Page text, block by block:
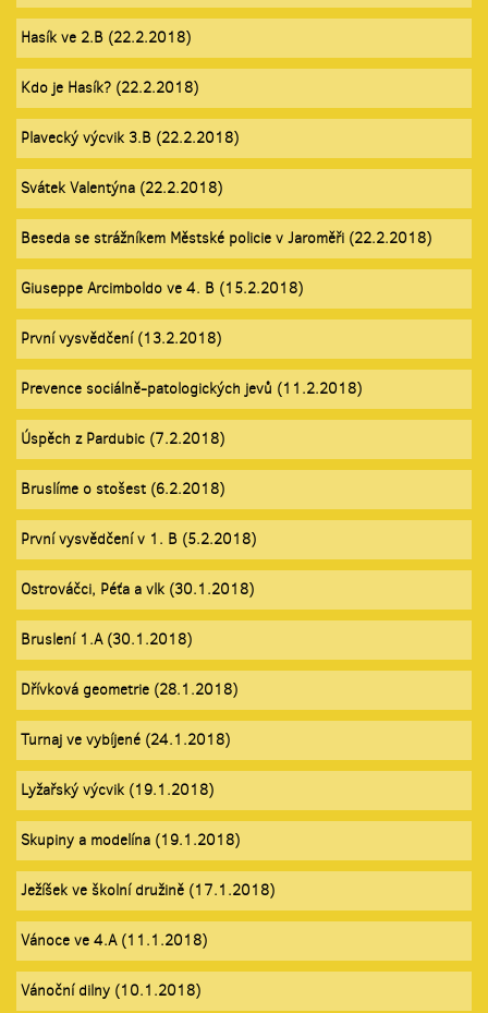
Hasík ve 2.B (22.2.2018)
Kdo je Hasík? (22.2.2018)
Plavecký výcvik 3.B (22.2.2018)
Svátek Valentýna (22.2.2018)
Beseda se strážníkem Městské policie v Jaroměři (22.2.2018)
Giuseppe Arcimboldo ve 4. B (15.2.2018)
První vysvědčení (13.2.2018)
Prevence sociálně-patologických jevů (11.2.2018)
Úspěch z Pardubic (7.2.2018)
Bruslíme o stošest (6.2.2018)
První vysvědčení v 1. B (5.2.2018)
Ostrováčci, Péťa a vlk (30.1.2018)
Bruslení 1.A (30.1.2018)
Dřívková geometrie (28.1.2018)
Turnaj ve vybíjené (24.1.2018)
Lyžařský výcvik (19.1.2018)
Skupiny a modelína (19.1.2018)
Ježíšek ve školní družině (17.1.2018)
Vánoce ve 4.A (11.1.2018)
Vánoční dilny (10.1.2018)